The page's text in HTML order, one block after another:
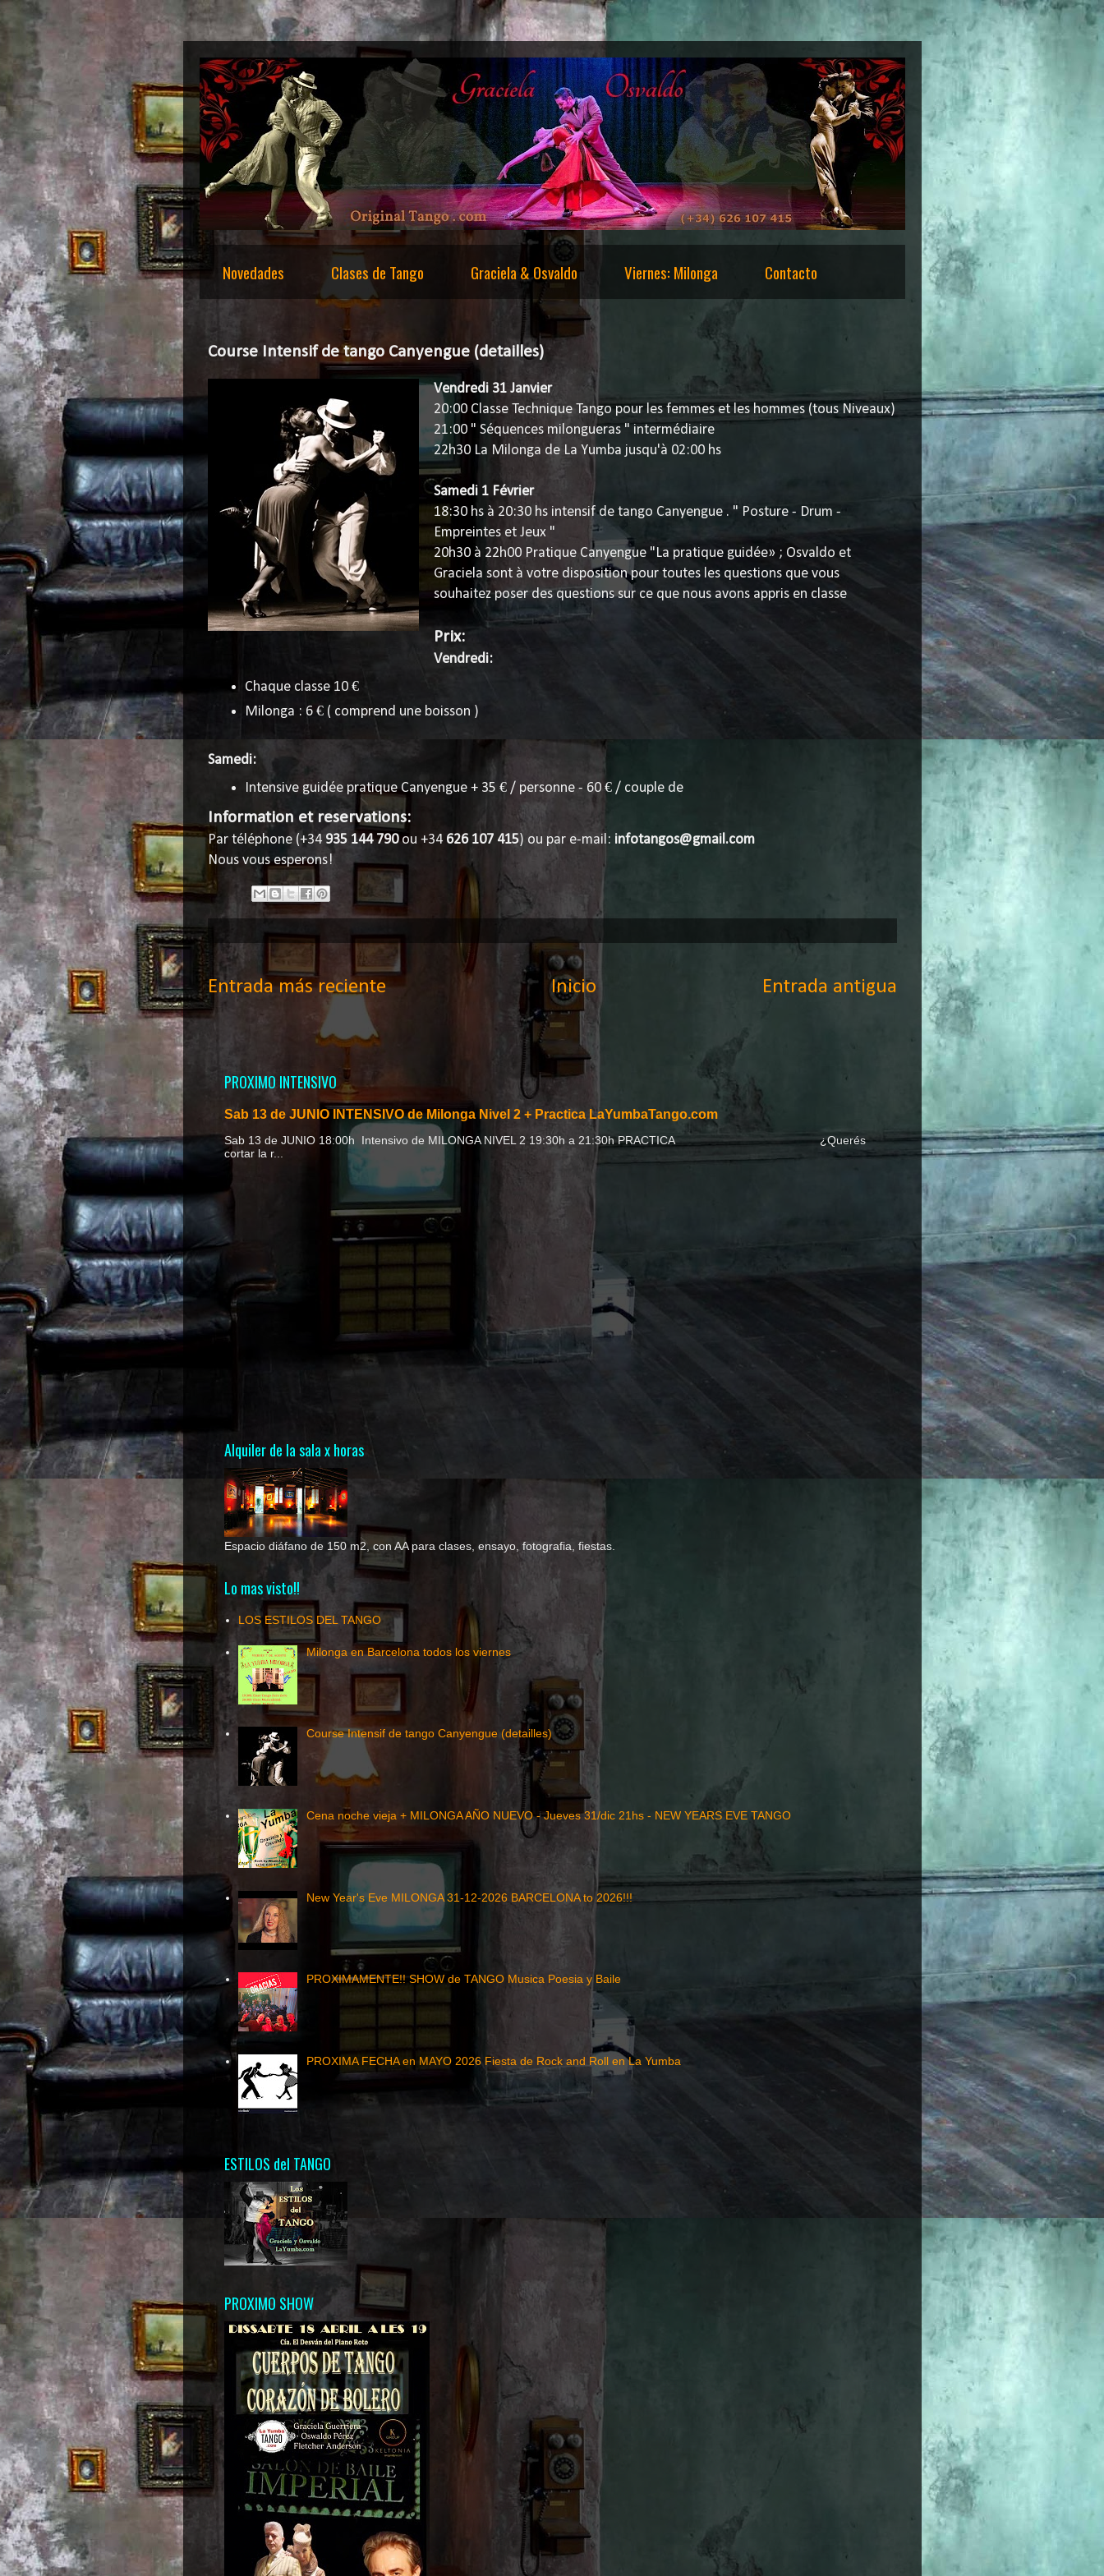
Novedades Clases de Tango Graciela & Osvaldo Viernes: Milonga Contacto
Course Intensif de tango Canyengue (detailles)
Vendredi 31 Janvier
20:00 Classe Technique Tango pour les femmes et les hommes (tous Niveaux)
21:00 " Séquences milongueras " intermédiaire
22h30 La Milonga de La Yumba jusqu'à 02:00 hs
Samedi 1 Février
18:30 hs à 20:30 hs intensif de tango Canyengue . " Posture - Drum -
Empreintes et Jeux "
20h30 à 22h00 Pratique Canyengue "La pratique guidée» ; Osvaldo et
Graciela sont à votre disposition pour toutes les questions que vous
souhaitez poser des questions sur ce que nous avons appris en classe
Prix:
Vendredi:
Chaque classe 10 €
Milonga : 6 € ( comprend une boisson )
Samedi:
Intensive guidée pratique Canyengue + 35 € / personne - 60 € / couple de
Information et reservations:
Par téléphone (+34 935 144 790ou +34 626 107 415) ou par e-mail: infotangos@gmail.com
Nous vous esperons!
Entrada más reciente Entrada antigua
Inicio
PROXIMO INTENSIVO
Sab 13 de JUNIO INTENSIVO de Milonga Nivel 2 + Practica LaYumbaTango.com
Sab 13 de JUNIO 18:00h Intensivo de MILONGA NIVEL 2 19:30h a 21:30h PRACTICA ¿Querés
cortar la r...
Alquiler de la sala x horas
Espacio diáfano de 150 m2, con AA para clases, ensayo, fotografia, fiestas.
Lo mas visto!!
LOS ESTILOS DEL TANGO
Milonga en Barcelona todos los viernes
Course Intensif de tango Canyengue (detailles)
Cena noche vieja + MILONGA AÑO NUEVO - Jueves 31/dic 21hs - NEW YEARS EVE TANGO
New Year's Eve MILONGA 31-12-2026 BARCELONA to 2026!!!
PROXIMAMENTE!! SHOW de TANGO Musica Poesia y Baile
PROXIMA FECHA en MAYO 2026 Fiesta de Rock and Roll en La Yumba
ESTILOS del TANGO
PROXIMO SHOW